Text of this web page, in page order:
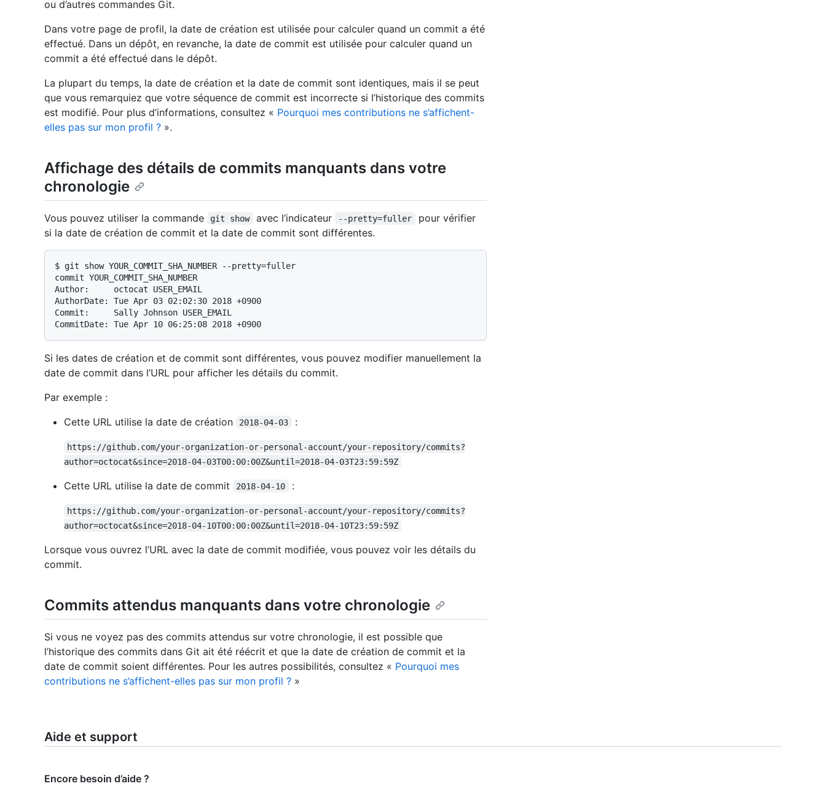
ou d’autres commandes Git.
Dans votre page de profil, la date de création est utilisée pour calculer quand un commit a été
effectué. Dans un dépôt, en revanche, la date de commit est utilisée pour calculer quand un
commit a été effectué dans le dépôt.
La plupart du temps, la date de création et la date de commit sont identiques, mais il se peut
que vous remarquiez que votre séquence de commit est incorrecte si l’historique des commits
est modifié. Pour plus d’informations, consultez « Pourquoi mes contributions ne s’affichent-
elles pas sur mon profil ? ».
Affichage des détails de commits manquants dans votre
chronologie
Vous pouvez utiliser la commande git show avec l’indicateur --pretty=fuller
pour vérifier
si la date de création de commit et la date de commit sont différentes.
$ git show YOUR_COMMIT_SHA_NUMBER --pretty=fuller
commit YOUR_COMMIT_SHA_NUMBER
Author:     octocat USER_EMAIL
AuthorDate: Tue Apr 03 02:02:30 2018 +0900
Commit:     Sally Johnson USER_EMAIL
Si les dates de création et de commit sont différentes, vous pouvez modifier manuellement la
date de commit dans l’URL pour afficher les détails du commit.
Par exemple :
Cette URL utilise la date de création
2018-04-03 :
https://github.com/your-organization-or-personal-account/your-repository/commits?
author=octocat&since=2018-04-03T00:00:00Z&until=2018-04-03T23:59:59Z
Cette URL utilise la date de commit 2018-04-10 :
https://github.com/your-organization-or-personal-account/your-repository/commits?
author=octocat&since=2018-04-10T00:00:00Z&until=2018-04-10T23:59:59Z
Lorsque vous ouvrez l’URL avec la date de commit modifiée, vous pouvez voir les détails du
commit.
Commits attendus manquants dans votre chronologie
Si vous ne voyez pas des commits attendus sur votre chronologie, il est possible que
l’historique des commits dans Git ait été réécrit et que la date de création de commit et la
date de commit soient différentes. Pour les autres possibilités, consultez « Pourquoi mes
contributions ne s’affichent-elles pas sur mon profil ? »
Aide et support
Encore besoin d’aide ?